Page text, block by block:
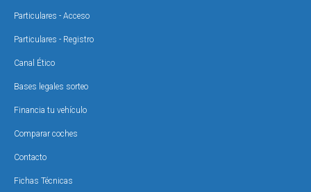
Particulares - Acceso
Particulares - Registro
Canal Ético
Bases legales sorteo
Financia tu vehículo
Comparar coches
Contacto
Fichas Técnicas